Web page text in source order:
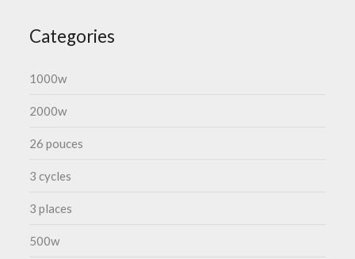
Categories
1000w
2000w
26 pouces
3 cycles
3 places
500w